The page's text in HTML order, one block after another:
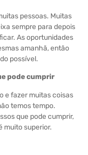
pessoas. Muitas
sempre para depois
As oportunidades
amanhã, então
possível.
pode cumprir
e fazer muitas coisas
temos tempo.
que pode cumprir,
muito superior.